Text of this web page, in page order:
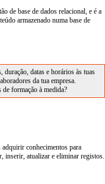
de base de dados relacional, e é a
armazenado numa base de
duração, datas e horários às tuas
da tua empresa.
formação à medida?
adquirir conhecimentos para
inserir, atualizar e eliminar registos.